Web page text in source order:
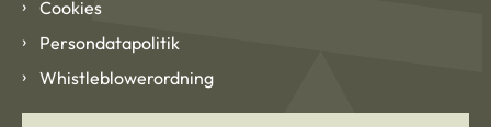
Cookies
Persondatapolitik
Whistleblowerordning